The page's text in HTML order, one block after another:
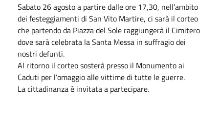
Sabato 26 agosto a partire dalle ore 17,30, nell’ambito
dei festeggiamenti di San Vito Martire, ci sarà il corteo
che partendo da Piazza del Sole raggiungerà il Cimitero
dove sarà celebrata la Santa Messa in suffragio dei
nostri defunti.
Al ritorno il corteo sosterà presso il Monumento ai
Caduti per l’omaggio alle vittime di tutte le guerre.
La cittadinanza è invitata a partecipare.